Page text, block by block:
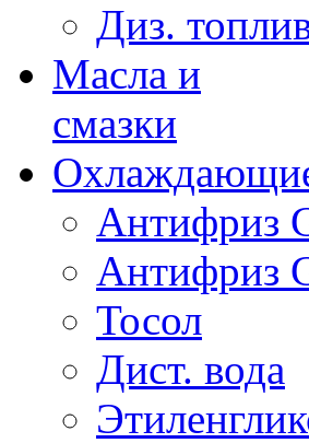
Диз.
Масла и
смазки
Антифриз
Антифриз
Тосол
Дист. вода